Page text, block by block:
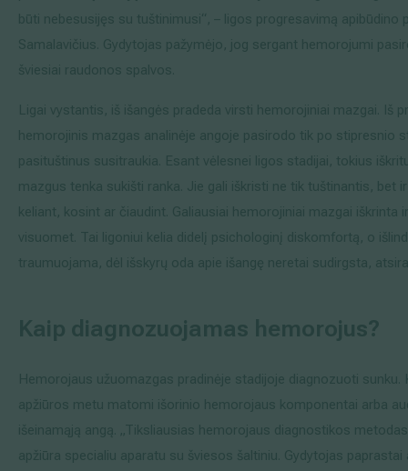
būti nebesusijęs su tuštinimusi“, – ligos progresavimą apibūdino
Samalavičius. Gydytojas pažymėjo, jog sergant hemorojumi
šviesiai raudonos spalvos.
Ligai vystantis, iš išangės pradeda virsti hemorojiniai mazgai. Iš
hemorojinis mazgas analinėje angoje pasirodo tik po stipresnio
pasituštinus susitraukia. Esant vėlesnei ligos stadijai, tokius
mazgus tenka sukišti ranka. Jie gali iškristi ne tik tuštinantis, bet
keliant, kosint ar čiaudint. Galiausiai hemorojiniai mazgai iškrinta
visuomet. Tai ligoniui kelia didelį psichologinį diskomfortą, o
traumuojama, dėl išskyrų oda apie išangę neretai sudirgsta,
Kaip diagnozuojamas hemorojus?
Hemorojaus užuomazgas pradinėje stadijoje diagnozuoti sunku.
apžiūros metu matomi išorinio hemorojaus komponentai arba
išeinamąją angą. „Tiksliausias hemorojaus diagnostikos
apžiūra specialiu aparatu su šviesos šaltiniu. Gydytojas paprastai